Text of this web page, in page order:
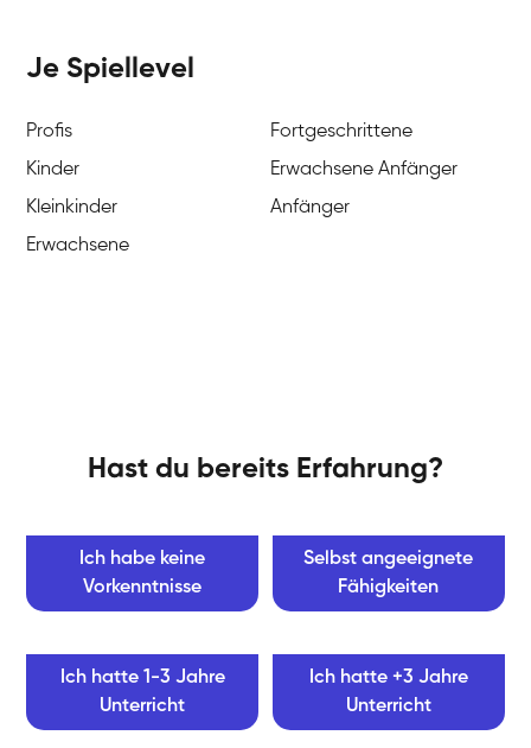
Je Spiellevel
Profis
Fortgeschrittene
Kinder
Erwachsene Anfänger
Kleinkinder
Anfänger
Erwachsene
Hast du bereits Erfahrung?
Ich habe keine
Vorkenntnisse
Selbst angeeignete
Fähigkeiten
Ich hatte 1-3 Jahre
Unterricht
Ich hatte +3 Jahre
Unterricht